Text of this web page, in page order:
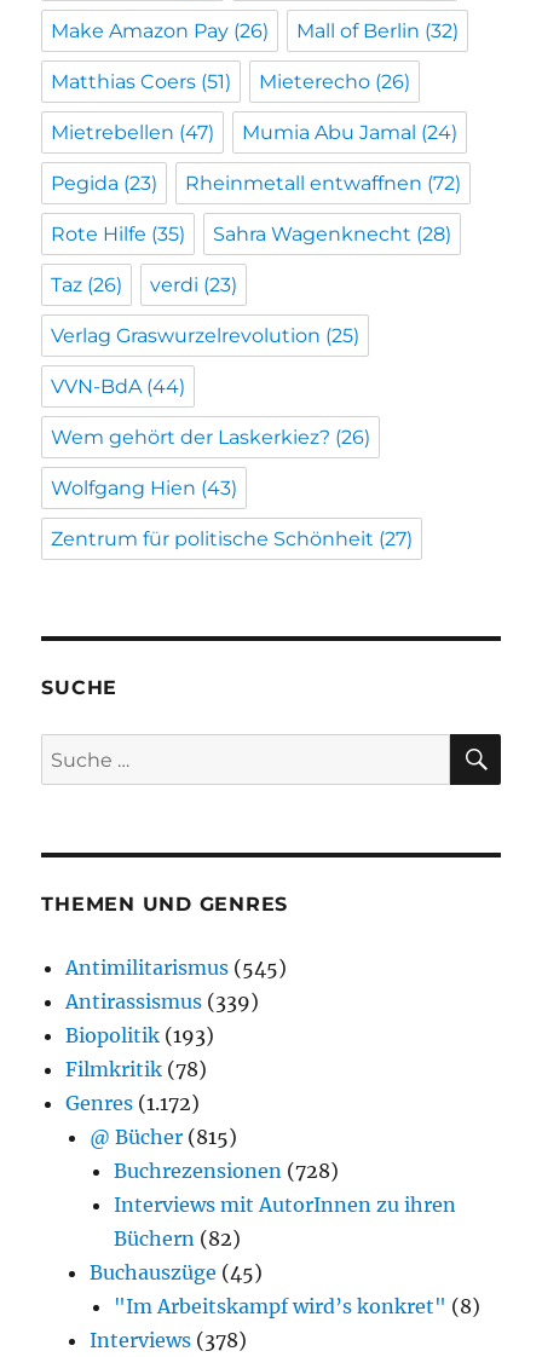
Make Amazon Pay (26) Mall of Berlin (32)
Matthias Coers (51) Mieterecho (26)
Mietrebellen (47) Mumia Abu Jamal (24)
Pegida (23) Rheinmetall entwaffnen (72)
Rote Hilfe (35) Sahra Wagenknecht (28)
Taz (26) verdi (23)
Verlag Graswurzelrevolution (25)
VVN-BdA (44)
Wem gehört der Laskerkiez? (26)
Wolfgang Hien (43)
Zentrum für politische Schönheit (27)
SUCHE
Suche
nach:
THEMEN UND GENRES
Antimilitarismus (545)
Antirassismus (339)
Biopolitik (193)
Filmkritik (78)
Genres (1.172)
@ Bücher (815)
Buchrezensionen (728)
Interviews mit AutorInnen zu ihren
Büchern (82)
Buchauszüge (45)
"Im Arbeitskampf wird’s konkret" (8)
Interviews (378)